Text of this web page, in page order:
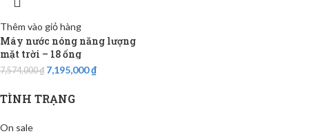
TÌNH TRẠNG
On sale
Thêm vào giỏ hàng
Máy nước nóng năng lượng
mặt trời – 18 ống
7,574,000₫ 7,195,000₫